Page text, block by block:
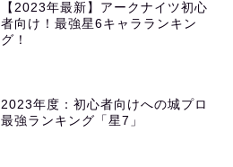
【2023年最新】アークナイツ初心
者向け！最強星6キャラランキン
グ！
2023年度：初心者向けへの城プロ
最強ランキング「星7」